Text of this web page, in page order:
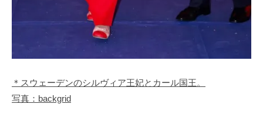
＊スウェーデンのシルヴィア王妃とカール国王。
写真：backgrid